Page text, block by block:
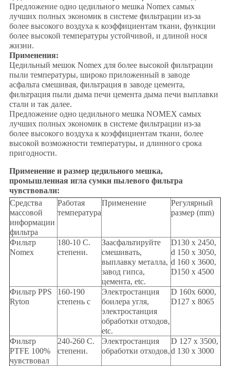
Предложение одно цедильного мешка Nomex самых
лучших полных экономик в системе фильтрации из-за
более высокого воздуха к коэффициентам ткани, функции
более высокой температуры устойчивой, и длиной нося
жизни.
Применения:
Цедильный мешок Nomex для более высокой фильтрации
пыли температуры, широко приложенный в заводе
асфальта смешивая, фильтрация в заводе цемента,
фильтрация пыли дыма печи цемента дыма печи выплавки
стали и так далее.
Предложение одно цедильного мешка NOMEX самых
лучших полных экономик в системе фильтрации из-за
более высокого воздуха к коэффициентам ткани, более
высокой возможности температуры, и длинного срока
пригодности.
Применение и размер цедильного мешка,
промышленная игла сумки пылевого фильтра
чувствовали:
Средства
массовой
информации
фильтра
Работая
температура
Применение
Регулярный
размер (mm)
Фильтр
Nomex
180-10 C.
степени.
Заасфальтируйте
смешивать,
выплавку металла,
завод гипса,
цемента, etc.
D130 x 2450,
d 150 x 3050,
d 160 x 3600,
D150 x 4500
Фильтр PPS
Ryton
160-190
степень c
Электростанция
боилера угля,
электростанция
обработки отходов,
etc.
D 160x 6000,
D127 x 8065
Фильтр
PTFE 100%
чувствовал
240-260 C.
степени.
Электростанция
обработки отходов,
D 127 x 3500,
d 130 x 3000